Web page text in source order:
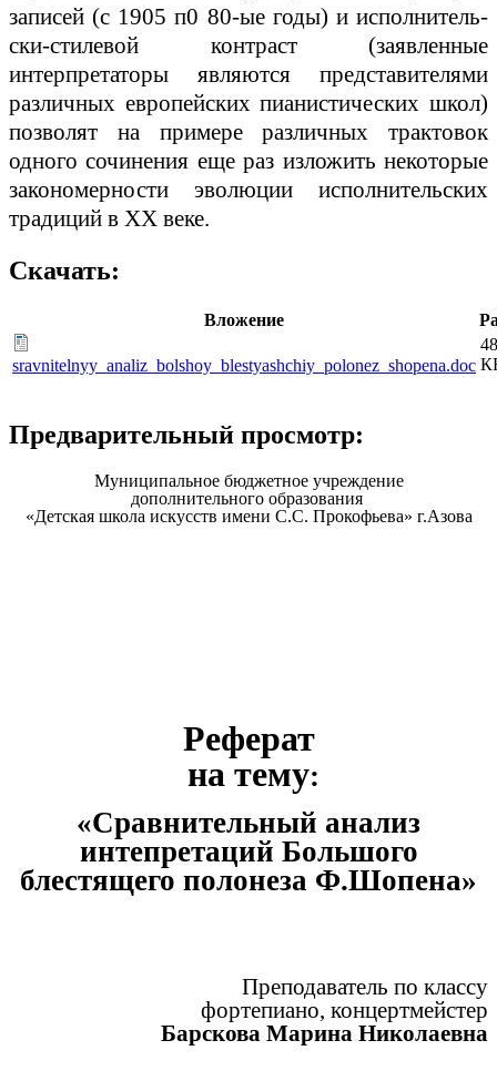
записей (с 1905 п0 80-ые годы) и исполнитель­
ски-стилевой контраст (заявленные
интерпретаторы являются представителями
различных европейских пианистических школ)
позволят на примере различных трактовок
одного сочинения еще раз изложить некоторые
закономерности эволюции исполнитель­ских
традиций в ХХ веке.
Скачать:
Вложение
sravnitelnyy_analiz_bolshoy_blestyashchiy_polonez_shopena.doc
Предварительный просмотр:
Муниципальное бюджетное учреждение
дополнительного образования
«Детская школа искусств имени С.С. Прокофьева» г.Азова
Реферат
на тему:
«Сравнительный анализ
интепретаций Большого
блестящего полонеза Ф.Шопена»
Преподаватель по классу
фортепиано, концертмейстер
Барскова Марина Николаевна